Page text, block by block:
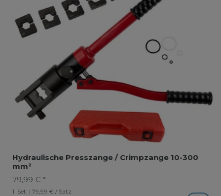
Hydraulische Presszange / Crimpzange 10-300
mm²
79,99 € *
1 Set | 79,99 € / Satz